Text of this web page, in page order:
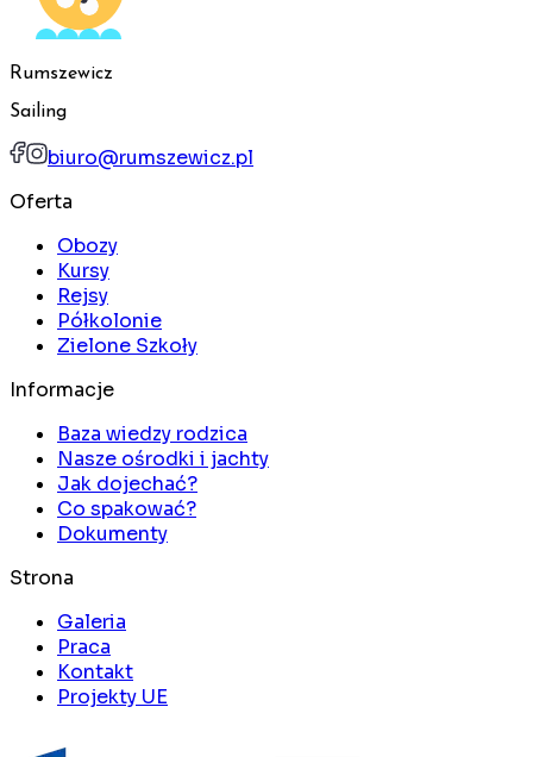
Rumszewicz
Sailing
biuro@rumszewicz.pl
Oferta
Obozy
Kursy
Rejsy
Półkolonie
Zielone Szkoły
Informacje
Baza wiedzy rodzica
Nasze ośrodki i jachty
Jak dojechać?
Co spakować?
Dokumenty
Strona
Galeria
Praca
Kontakt
Projekty UE